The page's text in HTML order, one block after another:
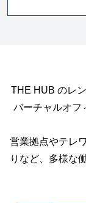
THE HUB のレ
バーチャルオフ
営業拠点やテレ
りなど、多様な